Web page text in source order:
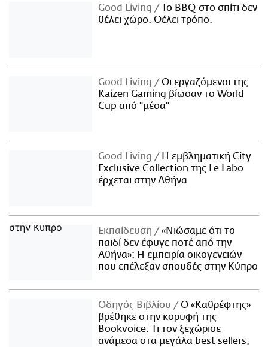
Good Living
Το BBQ στο σπίτι δεν
θέλει χώρο. Θέλει τρόπο.
Good Living
Οι εργαζόμενοι της
Kaizen Gaming βίωσαν το World
Cup από "μέσα"
Good Living
Η εμβληματική City
Exclusive Collection της Le Labo
έρχεται στην Αθήνα
Εκπαίδευση
«Νιώσαμε ότι το
παιδί δεν έφυγε ποτέ από την
Αθήνα»: Η εμπειρία οικογενειών
που επέλεξαν σπουδές στην Κύπρο
Οδηγός Βιβλίου
Ο «Καθρέφτης»
βρέθηκε στην κορυφή της
Bookvoice. Τι τον ξεχώρισε
ανάμεσα στα μεγάλα best sellers;